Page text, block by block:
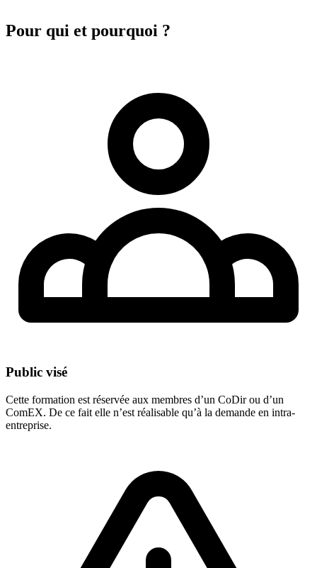
Pour qui et pourquoi ?
Public visé
Cette formation est réservée aux membres d’un CoDir ou d’un
ComEX. De ce fait elle n’est réalisable qu’à la demande en intra-
entreprise.